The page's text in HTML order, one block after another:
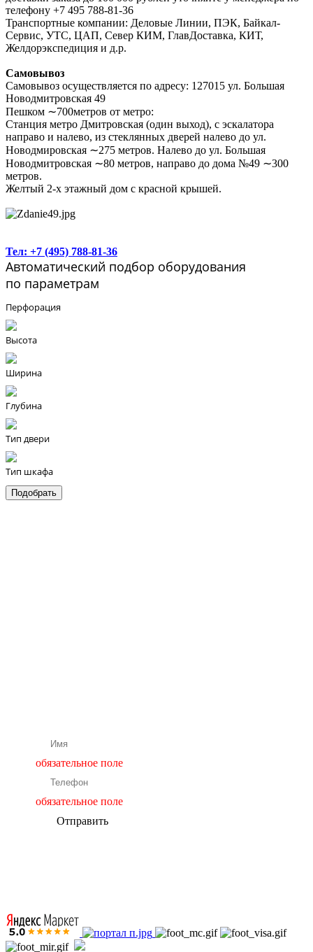
телефону +7 495 788-81-36
Транспортные компании: Деловые Линии, ПЭК, Байкал-
Сервис, УТС, ЦАП, Север КИМ, ГлавДоставка, КИТ,
Желдорэкспедиция и д.р.
Самовывоз
Самовывоз осуществляется по адресу: 127015 ул. Большая
Новодмитровская 49
Пешком ∼700метров от метро:
Станция метро Дмитровская (один выход), с эскалатора
направо и налево, из стеклянных дверей налево до ул.
Новодмировская ∼275 метров. Налево до ул. Большая
Новодмитровская ∼80 метров, направо до дома №49 ∼300
метров.
Желтый 2-х этажный дом с красной крышей.
Тел: +7 (495) 788-81-36
Автоматический подбор оборудования
по параметрам
Перфорация
Высота
Ширина
Глубина
Тип двери
Тип шкафа
обязательное поле
обязательное поле
Отправить